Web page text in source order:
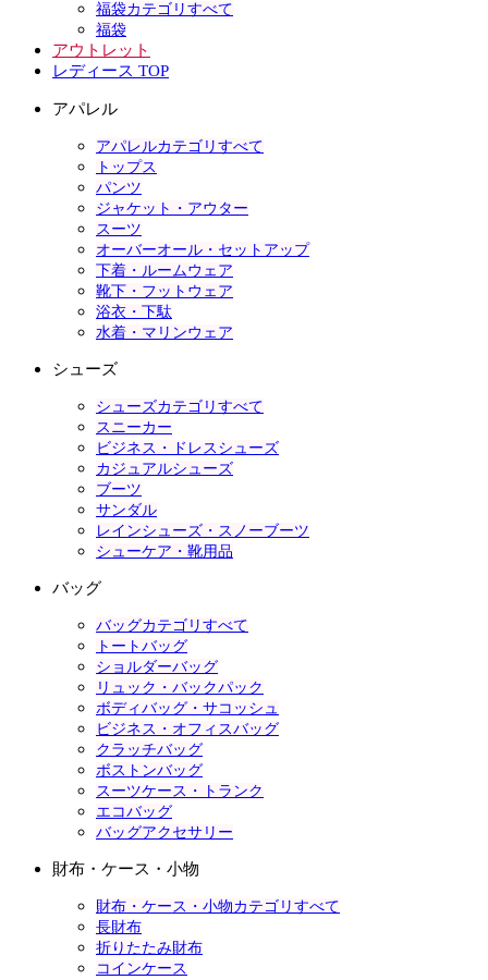
福袋カテゴリすべて
福袋
アウトレット
レディース TOP
アパレル
アパレルカテゴリすべて
トップス
パンツ
ジャケット・アウター
スーツ
オーバーオール・セットアップ
下着・ルームウェア
靴下・フットウェア
浴衣・下駄
水着・マリンウェア
シューズ
シューズカテゴリすべて
スニーカー
ビジネス・ドレスシューズ
カジュアルシューズ
ブーツ
サンダル
レインシューズ・スノーブーツ
シューケア・靴用品
バッグ
バッグカテゴリすべて
トートバッグ
ショルダーバッグ
リュック・バックパック
ボディバッグ・サコッシュ
ビジネス・オフィスバッグ
クラッチバッグ
ボストンバッグ
スーツケース・トランク
エコバッグ
バッグアクセサリー
財布・ケース・小物
財布・ケース・小物カテゴリすべて
長財布
折りたたみ財布
コインケース